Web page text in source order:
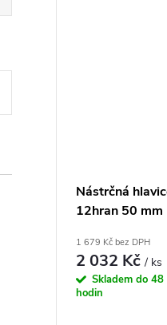
Nástrčná
12hran 50
1 679 Kč bez DPH
2 032 Kč/ ks
Skladem do 48
hodin